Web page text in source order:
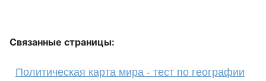
Связанные страницы:
Политическая карта мира - тест по географии